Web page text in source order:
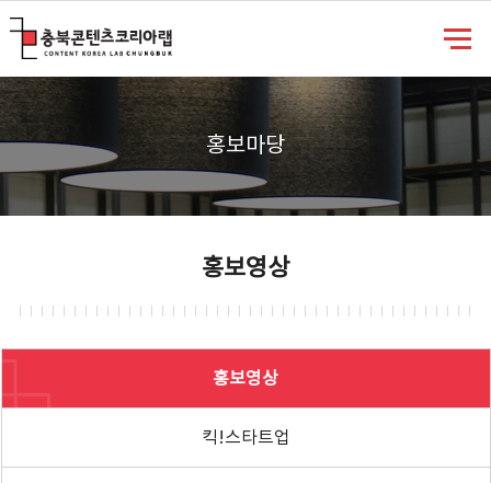
홍보마당
홍보영상
홍보영상
킥!스타트업